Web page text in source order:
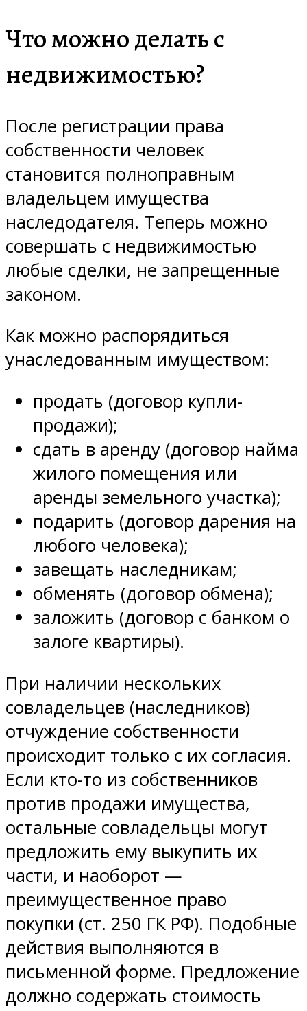
Что можно делать с
недвижимостью?
После регистрации права
собственности человек
становится полноправным
владельцем имущества
наследодателя. Теперь можно
совершать с недвижимостью
любые сделки, не запрещенные
законом.
Как можно распорядиться
унаследованным имуществом:
продать (договор купли-
продажи);
сдать в аренду (договор найма
жилого помещения или
аренды земельного участка);
подарить (договор дарения на
любого человека);
завещать наследникам;
обменять (договор обмена);
заложить (договор с банком о
залоге квартиры).
При наличии нескольких
совладельцев (наследников)
отчуждение собственности
происходит только с их согласия.
Если кто-то из собственников
против продажи имущества,
остальные совладельцы могут
предложить ему выкупить их
части, и наоборот —
преимущественное право
покупки (ст. 250 ГК РФ). Подобные
действия выполняются в
письменной форме. Предложение
должно содержать стоимость